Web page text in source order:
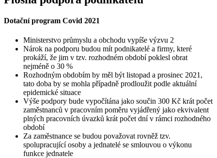
Dotační program Covid 2021
Ministerstvo průmyslu a obchodu vypíše výzvu 2
Nárok na podporu budou mít podnikatelé a firmy, které
prokáží, že jim v tzv. rozhodném období poklesl obrat
nejméně o 30 %
Rozhodným obdobím by měl být listopad a prosinec 2021,
tato doba by se mohla případně prodloužit podle aktuální
epidemické situace
Výše podpory bude vypočítána jako součin 300 Kč krát počet
zaměstnanců v pracovním poměru vyjádřený jako ekvivalent
plných pracovních úvazků krát počet dní v rámci rozhodného
období
Za zaměstnance se budou považovat rovněž tzv.
spolupracující osoby a jednatelé se smlouvou o výkonu
funkce jednatele